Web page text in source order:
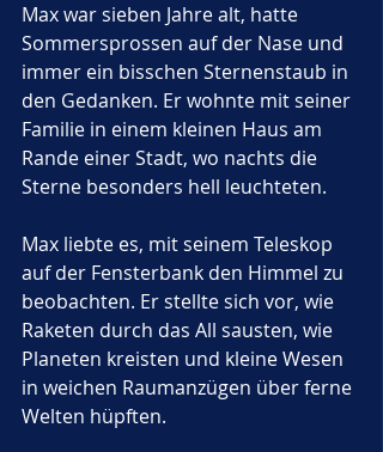
Max war sieben Jahre alt, hatte
Sommersprossen auf der Nase und
immer ein bisschen Sternenstaub in
den Gedanken. Er wohnte mit seiner
Familie in einem kleinen Haus am
Rande einer Stadt, wo nachts die
Sterne besonders hell leuchteten.
Max liebte es, mit seinem Teleskop
auf der Fensterbank den Himmel zu
beobachten. Er stellte sich vor, wie
Raketen durch das All sausten, wie
Planeten kreisten und kleine Wesen
in weichen Raumanzügen über ferne
Welten hüpften.